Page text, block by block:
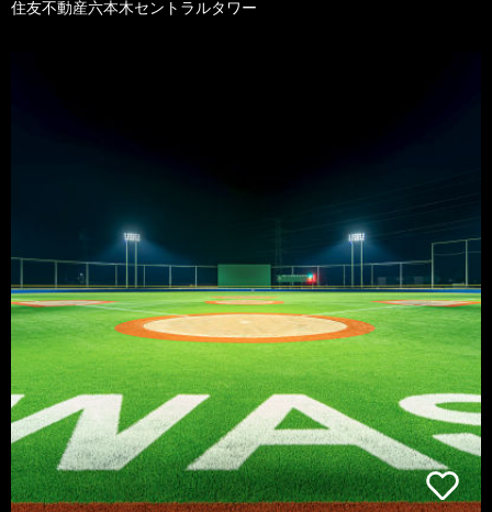
住友不動産六本木セントラルタワー